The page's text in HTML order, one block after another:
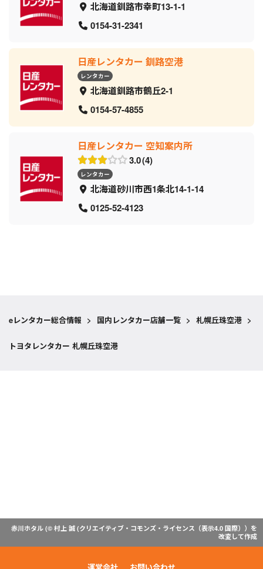
北海道釧路市幸町13-1-1
0154-31-2341
日産レンタカー 釧路空港
レンタカー
北海道釧路市鶴丘2-1
0154-57-4855
日産レンタカー 空知案内所
3.0 4
レンタカー
北海道砂川市西1条北14-1-14
0125-52-4123
eレンタカー総合情報 > 国内レンタカー店舗一覧 > 札幌丘珠空港 >
トヨタレンタカー 札幌丘珠空港
赤川ホタル (© 村上 誠 (クリエイティブ・コモンズ・ライセンス（表示4.0 国際） ）を
改変して作成